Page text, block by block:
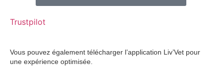
Trustpilot
Vous pouvez également télécharger l’application Liv’Vet pour
une expérience optimisée.